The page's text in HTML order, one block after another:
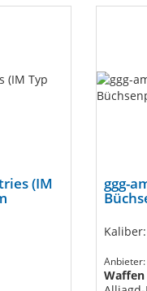
(IM ggg-
Anbieter:
Waffen